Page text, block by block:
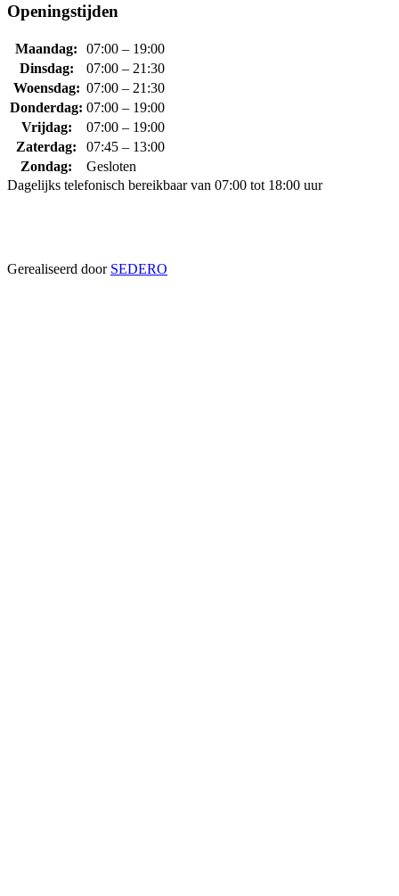
Openingstijden
Maandag:
07:00 – 19:00
Dinsdag:
07:00 – 21:30
Woensdag: 07:00 – 21:30
Donderdag: 07:00 – 19:00
Vrijdag:
07:00 – 19:00
Zaterdag:
07:45 – 13:00
Zondag:
Gesloten
Dagelijks telefonisch bereikbaar van 07:00 tot 18:00 uur
Gerealiseerd door SEDERO